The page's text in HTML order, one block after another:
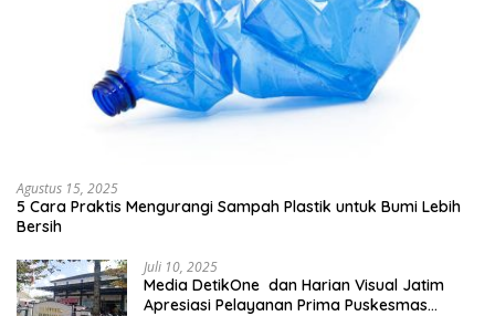
Agustus 15, 2025
5 Cara Praktis Mengurangi Sampah Plastik untuk Bumi Lebih
Bersih
Juli 10, 2025
Media DetikOne dan Harian Visual Jatim
Apresiasi Pelayanan Prima Puskesmas